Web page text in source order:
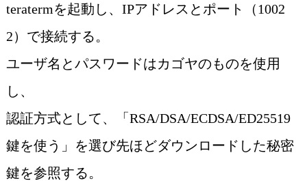
teratermを起動し、IPアドレスとポート（1002
2）で接続する。
ユーザ名とパスワードはカゴヤのものを使用
し、
認証方式として、「RSA/DSA/ECDSA/ED25519
鍵を使う」を選び先ほどダウンロードした秘密
鍵を参照する。